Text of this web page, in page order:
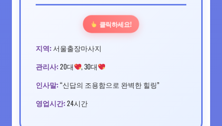
클릭하세요!
지역: 서울출장마사지
관리사: 20대 , 30대
인사말: “신답의 조용함으로 완벽한 힐링”
영업시간: 24시간